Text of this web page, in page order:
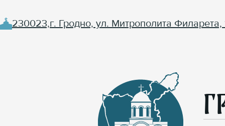
230023,г. Гродно, ул. Митрополита Филарета,